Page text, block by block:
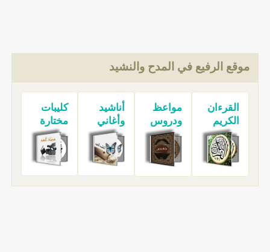
موقع الرفيع في المدح والنشيد
القرءان
الكريم
مواعظ
ودروس
أناشيد
وأغاني
كليبات
مختارة